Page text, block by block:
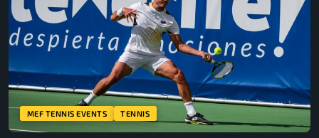
MEF TENNIS EVENTS TENNIS